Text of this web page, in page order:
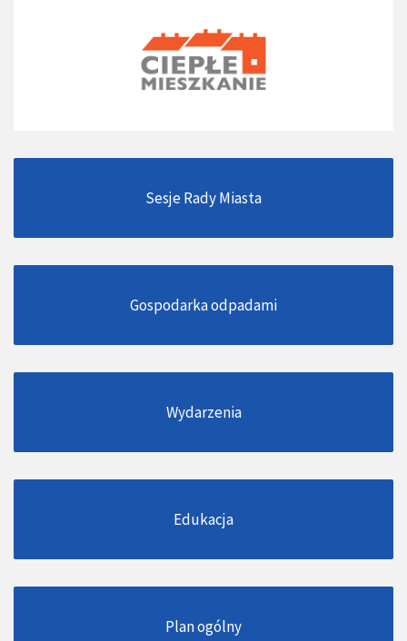
Sesje Rady Miasta
Gospodarka odpadami
Wydarzenia
Edukacja
Plan ogólny